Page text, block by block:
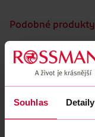
Souhlas Detaily
Podobné produkty